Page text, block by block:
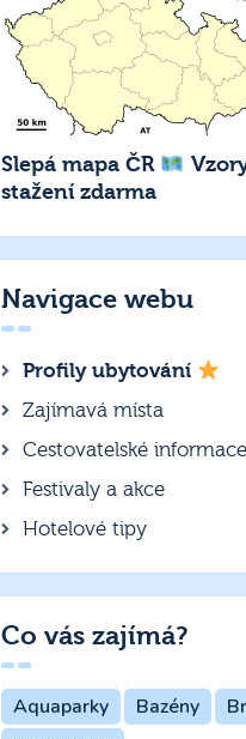
Slepá mapa ČR
stažení zdarma
Navigace webu
Profily ubytování
Zajímavá místa
Cestovatelské informace
Festivaly a akce
Hotelové tipy
Co vás zajímá?
Aquaparky Bazény